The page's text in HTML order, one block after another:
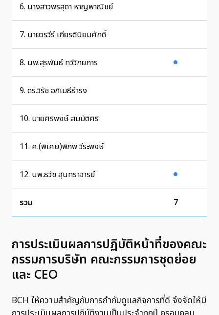
6. นางสาวพรสุดา หาญพาณิชย์
7. นายวรวีร์ เกียรตินิยมศักดิ์
8. นพ.สุรพันธ์ ทวีวิกยการ
9. ดร.วิรัช อภิเมธีธำรง
10. นายศิริพงษ์ สมบัติศิริ
11. ศ.(พิเศษ)พิภพ วีระพงษ์
12. นพ.ธวัช สุนทราจารย์
รวม 7
การประเมินผลการปฏิบัติหน้าที่ของคณะ
กรรมการบริษัท คณะกรรมการชุดย่อย
และ CEO
BCH ให้ความสำคัญกับการกำกับดูแลกิจการที่ดี จึงจัดให้มี
การประเมินผลการปฏิบัติงานเป็นประจำทุกปี ครอบคลุม